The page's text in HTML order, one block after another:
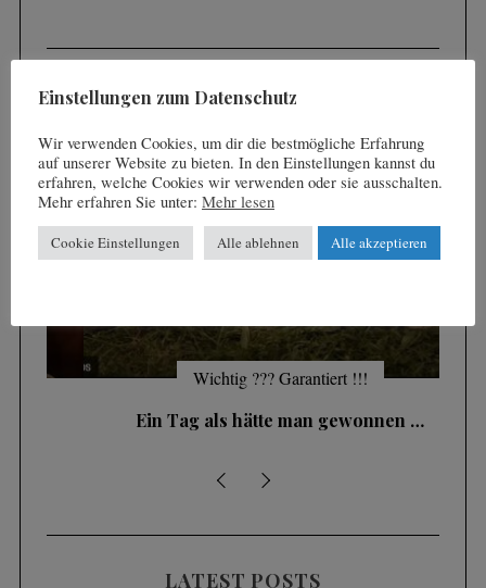
FEATURED POSTS
Wichtig ??? Garantiert !!!
Ein Tag als hätte man gewonnen …
LATEST POSTS
Einstellungen zum Datenschutz
Wir verwenden Cookies, um dir die bestmögliche Erfahrung
auf unserer Website zu bieten. In den Einstellungen kannst du
erfahren, welche Cookies wir verwenden oder sie ausschalten.
Mehr erfahren Sie unter: Mehr lesen
Cookie Einstellungen Alle ablehnen Alle akzeptieren